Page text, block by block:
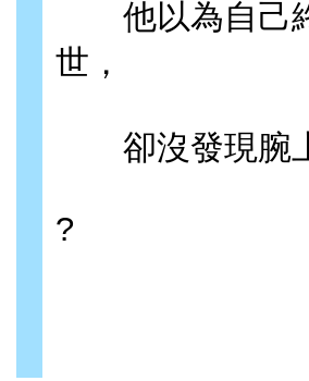
他以為自己終
世，
卻沒發現腕
?